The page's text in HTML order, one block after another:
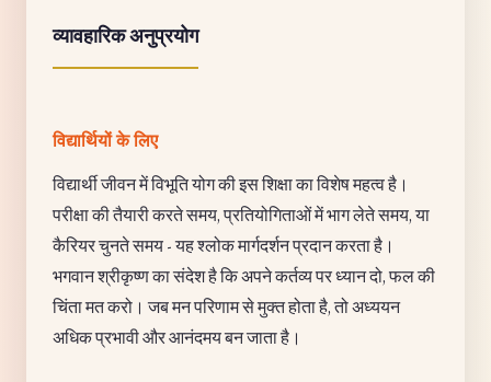
व्यावहारिक अनुप्रयोग
विद्यार्थियों के लिए
विद्यार्थी जीवन में विभूति योग की इस शिक्षा का विशेष महत्व है।
परीक्षा की तैयारी करते समय, प्रतियोगिताओं में भाग लेते समय, या
कैरियर चुनते समय - यह श्लोक मार्गदर्शन प्रदान करता है।
भगवान श्रीकृष्ण का संदेश है कि अपने कर्तव्य पर ध्यान दो, फल की
चिंता मत करो। जब मन परिणाम से मुक्त होता है, तो अध्ययन
अधिक प्रभावी और आनंदमय बन जाता है।